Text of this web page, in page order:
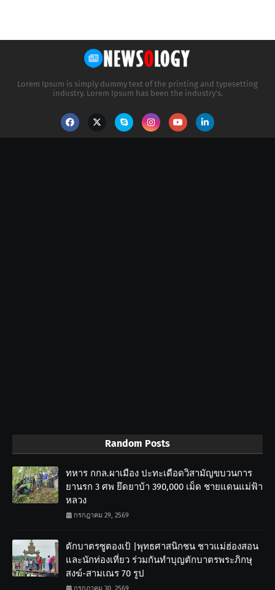
Lorem Ipsum is simply dummy text of the printing and typesetting
industry. Lorem Ipsum has been the industry's.
Random Posts
ทหาร กกล.ผาเมือง ปะทะเดือดวิสามัญขบวนการ
ยานรก 3 ศพ ยึดยาบ้า 390,000 เม็ด ชายแดนแม่ฟ้า
หลวง
กรกฎาคม 29, 2569
ตักบาตรซูตองเป้ |พุทธศาสนิกชน ชาวแม่ฮ่องสอน
และนักท่องเที่ยว ร่วมกันทำบุญตักบาตรพระภิกษุ
สงฆ์-สามเณร 70 รูป
กรกฎาคม 30, 2569